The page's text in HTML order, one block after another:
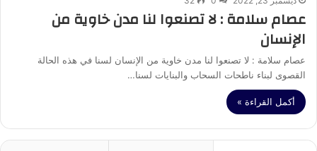
عصام سلامة : لا تصنعوا لنا مدن خاوية من
الإنسان
عصام سلامة : لا تصنعوا لنا مدن خاوية من الإنسان لسنا في هذه الحالة
القصوى لبناء ناطحات السحاب والبنايات لسنا…
أكمل القراءة »